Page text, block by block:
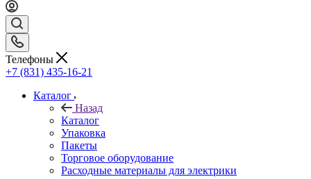
Телефоны
+7 (831) 435-16-21
Каталог
Назад
Каталог
Упаковка
Пакеты
Торговое оборудование
Расходные материалы для электрики